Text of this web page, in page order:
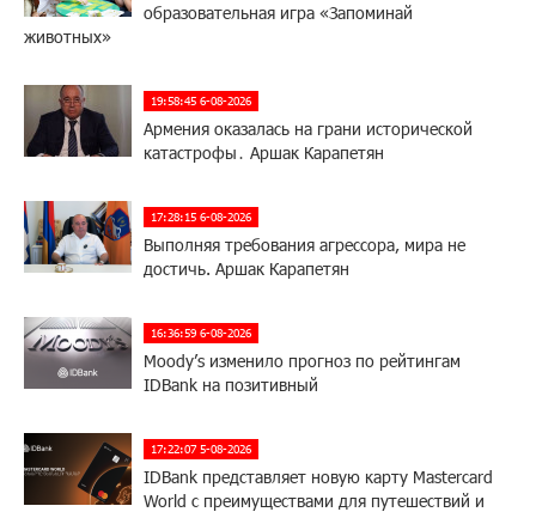
образовательная игра «Запоминай
животных»
19:58:45 6-08-2026
Армения оказалась на грани исторической
катастрофы․ Аршак Карапетян
17:28:15 6-08-2026
Выполняя требования агрессора, мира не
достичь. Аршак Карапетян
16:36:59 6-08-2026
Moody’s изменило прогноз по рейтингам
IDBank на позитивный
17:22:07 5-08-2026
IDBank представляет новую карту Mastercard
World с преимуществами для путешествий и